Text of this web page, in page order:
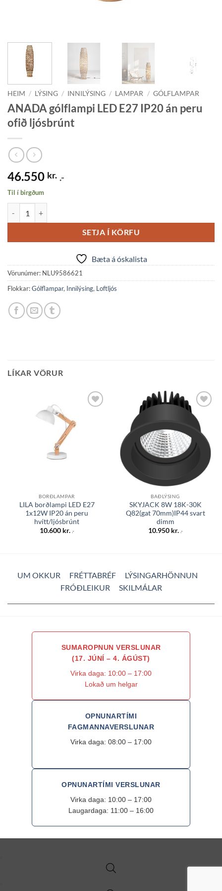
HEIM / LÝSING / INNILÝSING / LAMPAR / GÓLFLAMPAR
ANADA gólflampi LED E27 IP20 án peru
ofið ljósbrúnt
46.550 kr. .-
Til í birgðum
SETJA Í KÖRFU
Bæta á óskalista
Vörunúmer: NLU9586621
Flokkar:Gólflampar, Innilýsing, Loftljós
LÍKAR VÖRUR
BORÐLAMPAR
LILA borðlampi LED E27
1x12W IP20 án peru
hvítt/ljósbrúnt
10.600 kr. .-
Bæta á
óskalista
BAÐLÝSING
SKYJACK 8W 18K-30K
Q82(gat 70mm)IP44 svart
dimm
10.950 kr. .-
UM OKKUR FRÉTTABRÉF
LÝSINGARHÖNNUN
FRÓÐLEIKUR
SKILMÁLAR
SUMAROPNUN VERSLUNAR
(17. JÚNÍ – 4. ÁGÚST)
Virka daga: 10:00 – 17:00
Lokað um helgar
OPNUNARTÍMI
FAGMANNAVERSLUNAR
Virka daga: 08:00 – 17:00
OPNUNARTÍMI VERSLUNAR
Virka daga: 10:00 – 17:00
Laugardaga: 11:00 – 16:00